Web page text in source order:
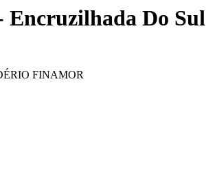
Encruzilhada Do Sul
FINAMOR